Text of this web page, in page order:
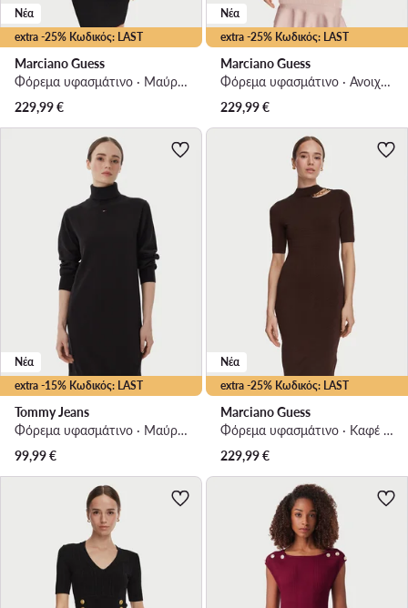
extra -25% Κωδικός: LAST
Νέα
Marciano Guess
Φόρεμα υφασμάτινο · Μαύρο · Mini
229,99€
extra -25% Κωδικός: LAST
Νέα
Marciano Guess
Φόρεμα υφασμάτινο · Ανοιχτό ροζ · Midi
229,99€
extra -15% Κωδικός: LAST
Νέα
Tommy Jeans
Φόρεμα υφασμάτινο · Μαύρο · Mini
99,99€
extra -25% Κωδικός: LAST
Νέα
Marciano Guess
Φόρεμα υφασμάτινο · Καφέ · Mini
229,99€